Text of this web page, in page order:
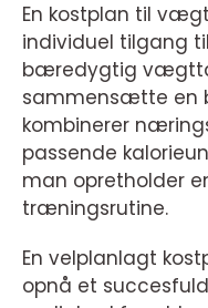
En kostplan til
individuel tilgang
bæredygtig
sammensætte en
kombinerer
passende
man opretholder
træningsrutine.
En velplanlagt
opnå et